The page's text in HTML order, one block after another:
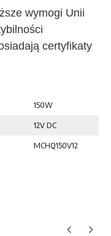
wymogi Unii
certyfikaty
150W
12V DC
MCHQ150V12